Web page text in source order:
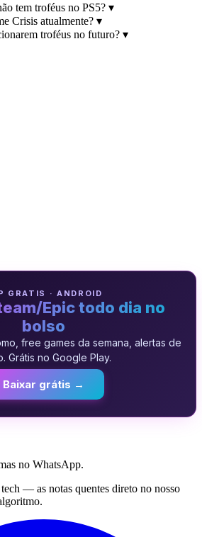
tem troféus no PS5? ▾
Crisis atualmente? ▾
troféus no futuro? ▾
GRATIS · ANDROID
Epic todo dia no
bolso
free games da semana, alertas de
Grátis no Google Play.
Baixar grátis →
no WhatsApp.
— as notas quentes direto no nosso